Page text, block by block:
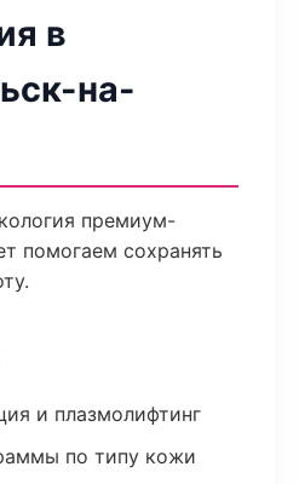
в
на-
премиум-
помогаем сохранять
и плазмолифтинг
по типу кожи